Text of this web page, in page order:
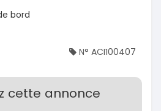
bord
N° ACI100407
cette annonce